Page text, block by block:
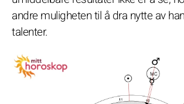
andre muligheten til å dra nytte av
talenter.